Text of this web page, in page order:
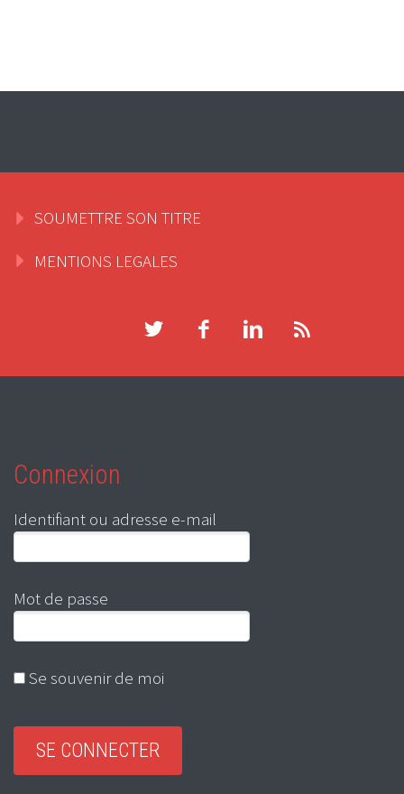
SOUMETTRE SON TITRE
MENTIONS LEGALES
Connexion
Identifiant ou adresse e-mail
Mot de passe
Se souvenir de moi